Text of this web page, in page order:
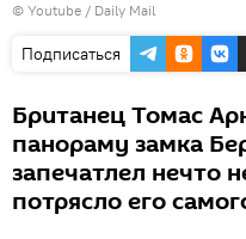
© Youtube / Daily Mail
Подписаться
Британец Томас
панораму замка
запечатлел нечто
потрясло его